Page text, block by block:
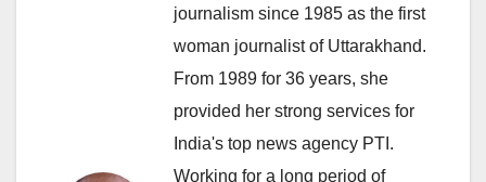
journalism since 1985 as the first
woman journalist of Uttarakhand.
From 1989 for 36 years, she
provided her strong services for
India's top news agency PTI.
Working for a long period of